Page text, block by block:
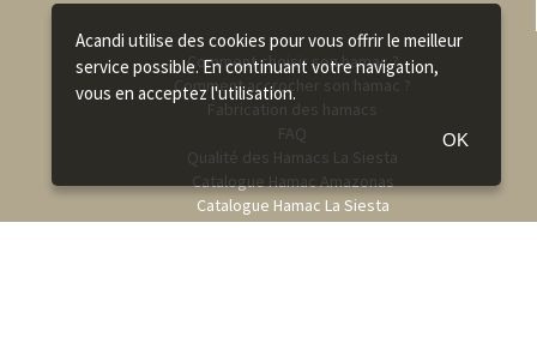
Comment choisir son hamac ?
Comment accrocher son hamac ?
Fabrication des hamacs
FAQ
Qualité des Hamacs La Siesta
Catalogue Hamac Amazonas
Catalogue Hamac La Siesta
Catalogue Hamac Jobek
Acandi utilise des cookies pour vous offrir le meilleur
service possible. En continuant votre navigation,
vous en acceptez l'utilisation.
OK